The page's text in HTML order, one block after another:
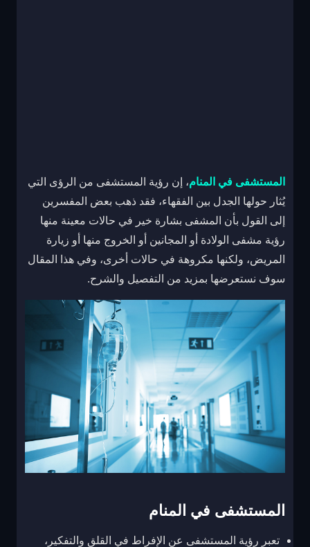
المستشفى في المنام، إن رؤية المستشفى من الرؤى التي
يُثار حولها الجدل بين الفقهاء، فقد ذهب بعض المفسرين
إلى القول بأن المشفى بشارة خير في حالات معينة منها
رؤية مشفى الولادة أو المجانين أو الخروج منها أو زيارة
المريض، ولكنها مكروهة في حالات أخرى، وفي هذا المقال
سوف نستعرضها بمزيد من التفصيل والشرح.
المستشفى في المنام
تعبر رؤية المستشفى عن الإفراط في القلق والتفكير،